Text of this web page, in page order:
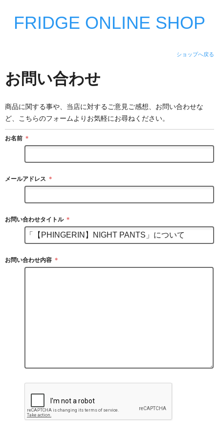
FRIDGE ONLINE SHOP
ショップへ戻る
お問い合わせ
商品に関する事や、当店に対するご意見ご感想、お問い合わせな
ど、こちらのフォームよりお気軽にお尋ねください。
お名前 ＊
メールアドレス ＊
お問い合わせタイトル ＊
お問い合わせ内容 ＊